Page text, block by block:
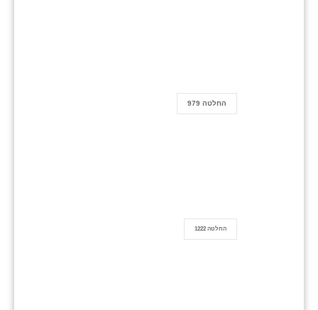
החלטה 979
החלטה 1222